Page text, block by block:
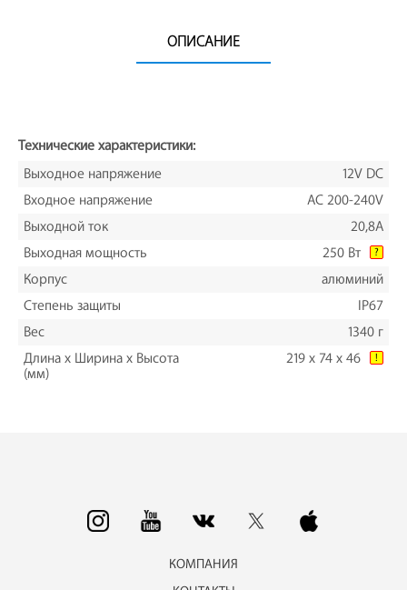
ОПИСАНИЕ
Технические характеристики:
Выходное напряжение
12V DC
Входное напряжение
AC 200-240V
Выходной ток
20,8A
Выходная мощность
250 Вт ?
Корпус
алюминий
Степень защиты
IP67
Вес
1340 г
Длина х Ширина х Высота
(мм)
219 x 74 x 46 !
КОМПАНИЯ